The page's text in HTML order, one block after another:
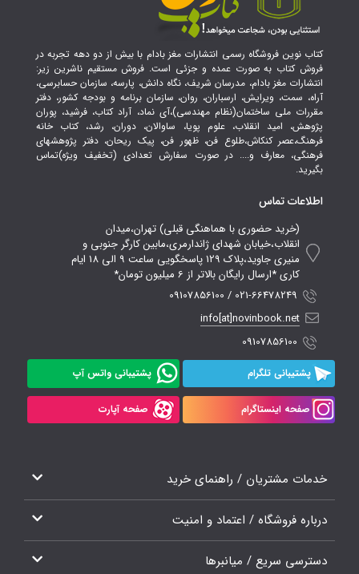
کتاب نوین فروشگاه رسمی انتشارات مغز بادام با بیش از دو دهه تجربه در
فروش کتاب به صورت عمده و جزئی است. فروش مستقیم ناشرین زیر:
انتشارات مغز بادام، مدرسان شریف، نگاه دانش، پارسه، سازمان حسابرسی،
آراه، سمت، ویرایش، ارسباران، روان، سازمان برنامه و بودجه کشور، دفتر
مقررات ملی ساختمان(نظام مهندسی)،آی نماد، آراد کتاب، فرشید، پوران
پژوهش، امید انقلاب، علوم پویا، ساوالان، دوران، رشد، کتاب خانه
فرهنگ،عصر کنکاش،طلوع فن، ظهور فن، پیک ریحان، دفتر پژوهشهای
فرهنگی، معارف و.... در صورت سفارش تعدادی (تخفیف ویژه)تماس
بگیرید.
اطلاعات تماس
(خرید حضوری با هماهنگی قبلی) تهران،میدان
انقلاب،خیابان شهدای ژاندارمری،مابین کارگر جنوبی و
منیری جاوید،پلاک 129 پاسخگویی ساعت 9 الی 18 ایام
کاری *ارسال رایگان بالاتر از 6 میلیون تومان*
021-66478249 / 09107856100
info[at]novinbook.net
09107856100
پشتیبانی تلگرام پشتیبانی واتس آپ
صفحه اینستاگرام صفحه آپارت
خدمات مشتریان / راهنمای خرید
درباره فروشگاه / اعتماد و امنیت
دسترسی سریع / میانبرها